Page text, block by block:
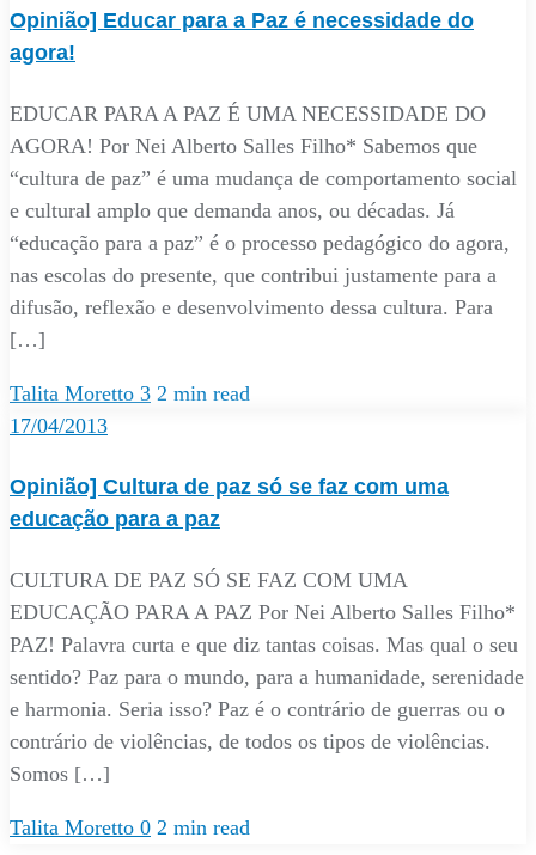
Opinião] Educar para a Paz é necessidade do
agora!
EDUCAR PARA A PAZ É UMA NECESSIDADE DO
AGORA! Por Nei Alberto Salles Filho* Sabemos que
“cultura de paz” é uma mudança de comportamento social
e cultural amplo que demanda anos, ou décadas. Já
“educação para a paz” é o processo pedagógico do agora,
nas escolas do presente, que contribui justamente para a
difusão, reflexão e desenvolvimento dessa cultura. Para
[…]
Talita Moretto 3 2 min read
17/04/2013
Opinião] Cultura de paz só se faz com uma
educação para a paz
CULTURA DE PAZ SÓ SE FAZ COM UMA
EDUCAÇÃO PARA A PAZ Por Nei Alberto Salles Filho*
PAZ! Palavra curta e que diz tantas coisas. Mas qual o seu
sentido? Paz para o mundo, para a humanidade, serenidade
e harmonia. Seria isso? Paz é o contrário de guerras ou o
contrário de violências, de todos os tipos de violências.
Somos […]
Talita Moretto 0 2 min read